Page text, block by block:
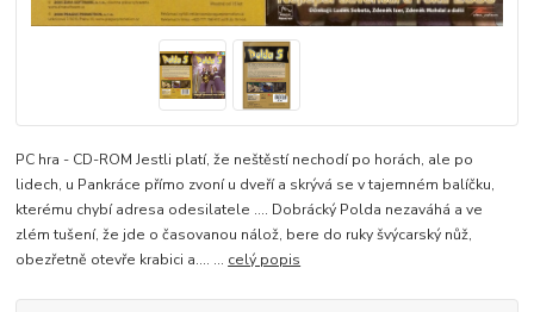
PC hra - CD-ROM Jestli platí, že neštěstí nechodí po horách, ale po
lidech, u Pankráce přímo zvoní u dveří a skrývá se v tajemném balíčku,
kterému chybí adresa odesilatele …. Dobrácký Polda nezaváhá a ve
zlém tušení, že jde o časovanou nálož, bere do ruky švýcarský nůž,
obezřetně otevře krabici a…. ... celý popis